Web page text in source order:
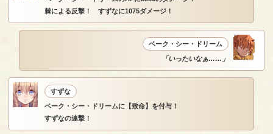
棘による反撃！ すずなに1075ダメージ！
ベーク・シー・ドリーム
「いったいなぁ……」
すずな
ベーク・シー・ドリームに【致命】を付与！
すずなの連撃！